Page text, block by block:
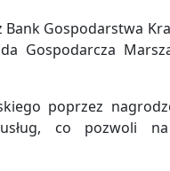
Gospodarstwa
Gospodarcza
poprzez
co pozwoli